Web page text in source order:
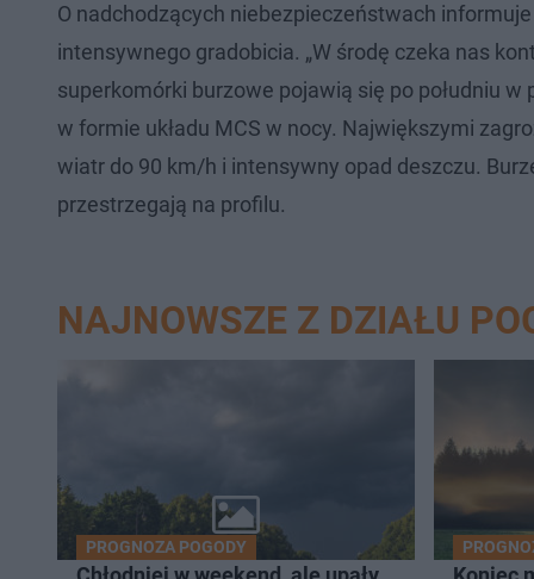
O nadchodzących niebezpieczeństwach
intensywnego gradobicia. „W środę czeka nas
superkomórki burzowe pojawią się po południu
w formie układu MCS w nocy. Największymi
wiatr do 90 km/h i intensywny opad deszczu.
przestrzegają na profilu.
NAJNOWSZE Z DZIAŁU
PROGNOZA POGODY